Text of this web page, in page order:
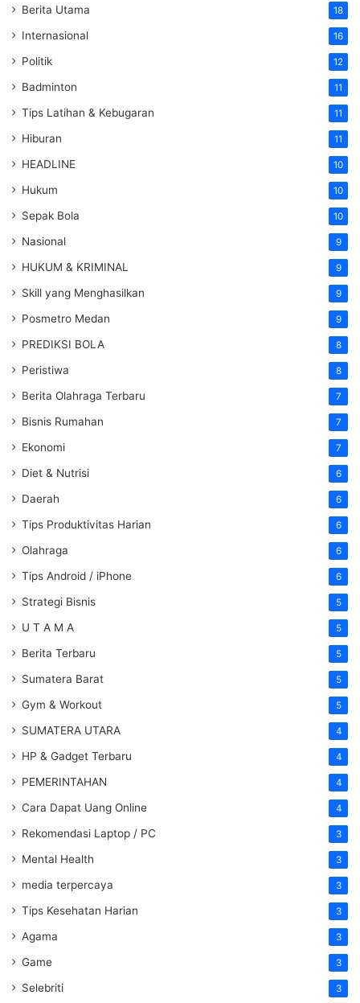
Berita Utama 18
Internasional 16
Politik 12
Badminton 11
Tips Latihan & Kebugaran 11
Hiburan 11
HEADLINE 10
Hukum 10
Sepak Bola 10
Nasional 9
HUKUM & KRIMINAL 9
Skill yang Menghasilkan 9
Posmetro Medan 9
PREDIKSI BOLA 8
Peristiwa 8
Berita Olahraga Terbaru 7
Bisnis Rumahan 7
Ekonomi 7
Diet & Nutrisi 6
Daerah 6
Tips Produktivitas Harian 6
Olahraga 6
Tips Android / iPhone 6
Strategi Bisnis 5
U T A M A 5
Berita Terbaru 5
Sumatera Barat 5
Gym & Workout 5
SUMATERA UTARA 4
HP & Gadget Terbaru 4
PEMERINTAHAN 4
Cara Dapat Uang Online 4
Rekomendasi Laptop / PC 3
Mental Health 3
media terpercaya 3
Tips Kesehatan Harian 3
Agama 3
Game 3
Selebriti 3